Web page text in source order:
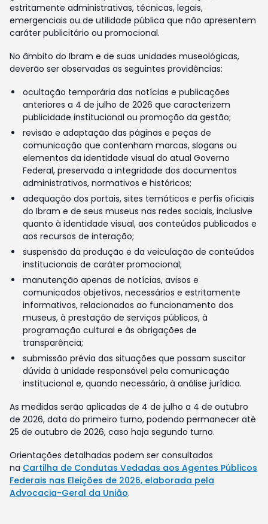
estritamente administrativas, técnicas, legais,
emergenciais ou de utilidade pública que não apresentem
caráter publicitário ou promocional.
No âmbito do Ibram e de suas unidades museológicas,
deverão ser observadas as seguintes providências:
ocultação temporária das notícias e publicações
anteriores a 4 de julho de 2026 que caracterizem
publicidade institucional ou promoção da gestão;
revisão e adaptação das páginas e peças de
comunicação que contenham marcas, slogans ou
elementos da identidade visual do atual Governo
Federal, preservada a integridade dos documentos
administrativos, normativos e históricos;
adequação dos portais, sites temáticos e perfis oficiais
do Ibram e de seus museus nas redes sociais, inclusive
quanto à identidade visual, aos conteúdos publicados e
aos recursos de interação;
suspensão da produção e da veiculação de conteúdos
institucionais de caráter promocional;
manutenção apenas de notícias, avisos e
comunicados objetivos, necessários e estritamente
informativos, relacionados ao funcionamento dos
museus, à prestação de serviços públicos, à
programação cultural e às obrigações de
transparência;
submissão prévia das situações que possam suscitar
dúvida à unidade responsável pela comunicação
institucional e, quando necessário, à análise jurídica.
As medidas serão aplicadas de 4 de julho a 4 de outubro
de 2026, data do primeiro turno, podendo permanecer até
25 de outubro de 2026, caso haja segundo turno.
Orientações detalhadas podem ser consultadas
na Cartilha de Condutas Vedadas aos Agentes Públicos
Federais nas Eleições de 2026, elaborada pela
Advocacia-Geral da União.